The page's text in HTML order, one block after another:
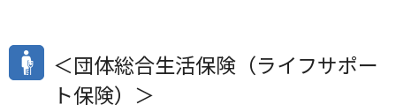
＜団体総合生活保険（ライフサポー
ト保険）＞